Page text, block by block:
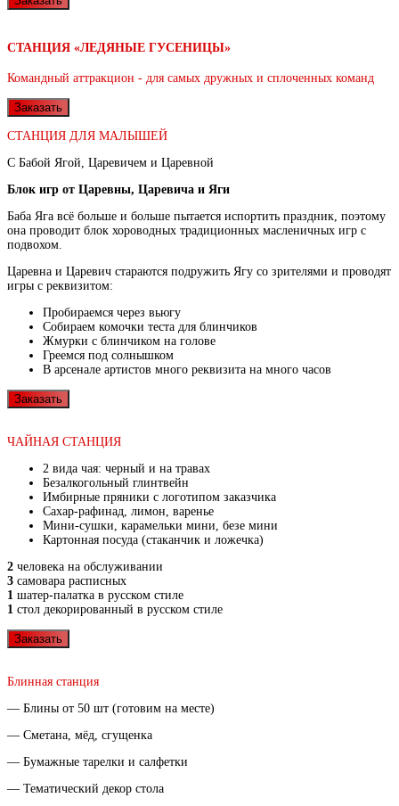
СТАНЦИЯ «ЛЕДЯНЫЕ ГУСЕНИЦЫ»
Командный аттракцион - для самых дружных и сплоченных команд
Заказать
СТАНЦИЯ ДЛЯ МАЛЫШЕЙ
С Бабой Ягой, Царевичем и Царевной
Блок игр от Царевны, Царевича и Яги
Баба Яга всё больше и больше пытается испортить праздник, поэтому
она проводит блок хороводных традиционных масленичных игр с
подвохом.
Царевна и Царевич стараются подружить Ягу со зрителями и проводят
игры с реквизитом:
Пробираемся через вьюгу
Собираем комочки теста для блинчиков
Жмурки с блинчиком на голове
Греемся под солнышком
В арсенале артистов много реквизита на много часов
Заказать
ЧАЙНАЯ СТАНЦИЯ
2 вида чая: черный и на травах
Безалкогольный глинтвейн
Имбирные пряники с логотипом заказчика
Сахар-рафинад, лимон, варенье
Мини-сушки, карамельки мини, безе мини
Картонная посуда (стаканчик и ложечка)
2 человека на обслуживании
3 самовара расписных
1 шатер-палатка в русском стиле
1 стол декорированный в русском стиле
Заказать
Блинная станция
— Блины от 50 шт (готовим на месте)
— Сметана, мёд, сгущенка
— Бумажные тарелки и салфетки
— Тематический декор стола